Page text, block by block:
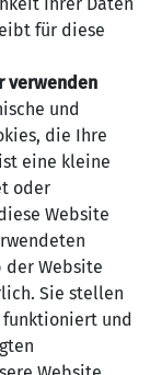
für diese
verwenden
und
die Ihre
eine kleine
oder
Website
der Website
Sie stellen
funktioniert und